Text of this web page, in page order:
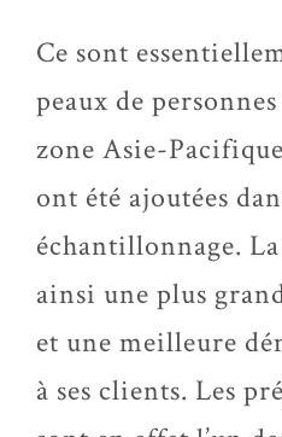
Ce sont
peaux de
zone Asie-
ont été ajoutées
échantillonnage.
ainsi une plus
et une meilleure
à ses clients. Les